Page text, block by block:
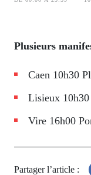
Plusieurs
Caen 10h30
Lisieux
Vire 16h00
Partager l’article :